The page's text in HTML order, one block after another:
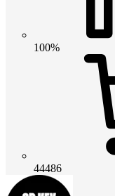
100%
44486